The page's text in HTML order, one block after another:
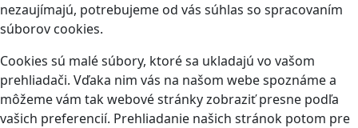
nezaujímajú, potrebujeme od vás súhlas so spracovaním
súborov cookies.
Cookies sú malé súbory, ktoré sa ukladajú vo vašom
prehliadači. Vďaka nim vás na našom webe spoznáme a
môžeme vám tak webové stránky zobraziť presne podľa
vašich preferencií. Prehliadanie našich stránok potom pre